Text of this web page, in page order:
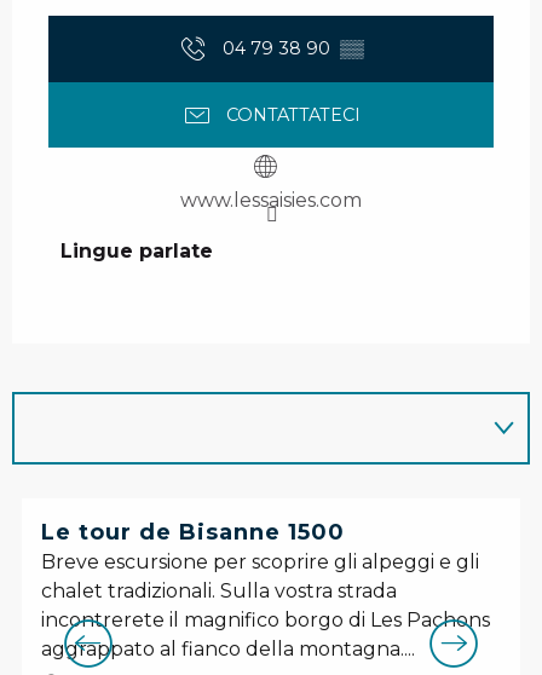
04 79 38 90 ▒▒
CONTATTATECI
www.lessaisies.com
Lingue parlate
Lingue parlate
Le tour de Bisanne 1500
Breve escursione per scoprire gli alpeggi e gli
chalet tradizionali. Sulla vostra strada
incontrerete il magnifico borgo di Les Pachons
aggrappato al fianco della montagna....